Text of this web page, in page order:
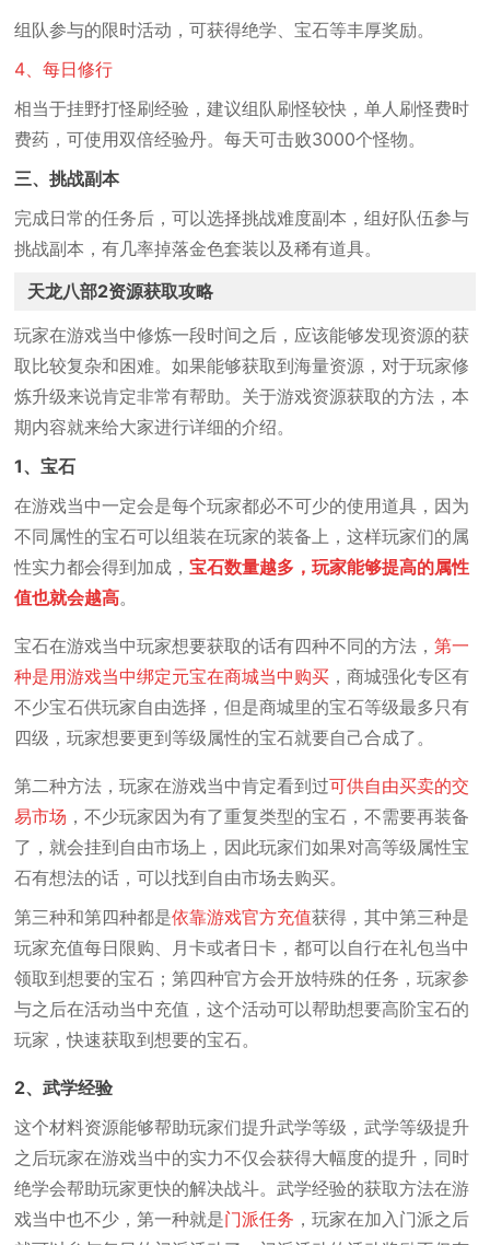
组队参与的限时活动，可获得绝学、宝石等丰厚奖励。
4、每日修行
相当于挂野打怪刷经验，建议组队刷怪较快，单人刷怪费时
费药，可使用双倍经验丹。每天可击败3000个怪物。
三、挑战副本
完成日常的任务后，可以选择挑战难度副本，组好队伍参与
挑战副本，有几率掉落金色套装以及稀有道具。
天龙八部2资源获取攻略
玩家在游戏当中修炼一段时间之后，应该能够发现资源的获
取比较复杂和困难。如果能够获取到海量资源，对于玩家修
炼升级来说肯定非常有帮助。关于游戏资源获取的方法，本
期内容就来给大家进行详细的介绍。
1、宝石
在游戏当中一定会是每个玩家都必不可少的使用道具，因为
不同属性的宝石可以组装在玩家的装备上，这样玩家们的属
性实力都会得到加成，宝石数量越多，玩家能够提高的属性
值也就会越高。
宝石在游戏当中玩家想要获取的话有四种不同的方法，第一
种是用游戏当中绑定元宝在商城当中购买 ，商城强化专区有
不少宝石供玩家自由选择，但是商城里的宝石等级最多只有
四级，玩家想要更到等级属性的宝石就要自己合成了。
第二种方法，玩家在游戏当中肯定看到过可供自由买卖的交
易市场 ，不少玩家因为有了重复类型的宝石，不需要再装备
了，就会挂到自由市场上，因此玩家们如果对高等级属性宝
石有想法的话，可以找到自由市场去购买。
第三种和第四种都是依靠游戏官方充值获得，其中第三种是
玩家充值每日限购、月卡或者日卡，都可以自行在礼包当中
领取到想要的宝石；第四种官方会开放特殊的任务，玩家参
与之后在活动当中充值，这个活动可以帮助想要高阶宝石的
玩家，快速获取到想要的宝石。
2、武学经验
这个材料资源能够帮助玩家们提升武学等级，武学等级提升
之后玩家在游戏当中的实力不仅会获得大幅度的提升，同时
绝学会帮助玩家更快的解决战斗。武学经验的获取方法在游
戏当中也不少，第一种就是门派任务 ，玩家在加入门派之后